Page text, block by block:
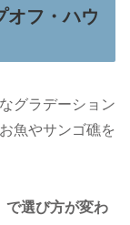
オフ・ハウ
グラデーション
魚やサンゴ礁を
で選び方が変わ